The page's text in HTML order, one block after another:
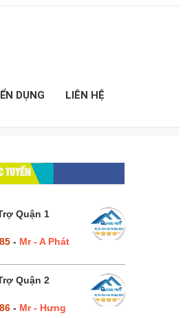
DỤNG LIÊN HỆ
TUYẾN
Quận 1
- Mr - A Phát
Quận 2
- Mr - Hưng